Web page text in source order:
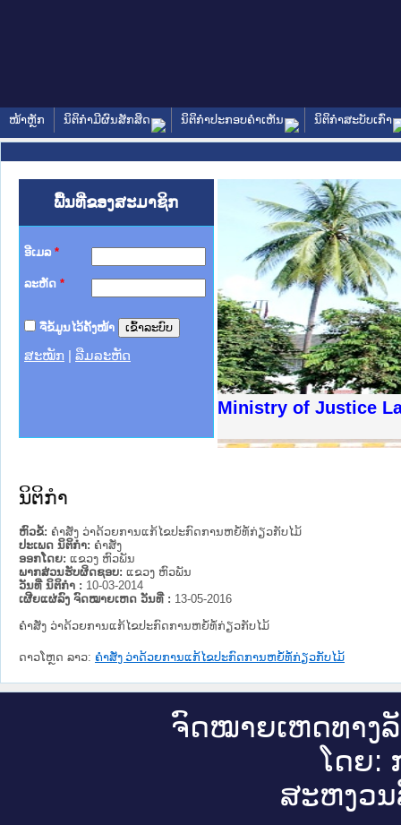
ໜ້າຫຼັກ ນິຕິກໍາມີຜົນສັກສິດ ນິຕິກໍາປະກອບຄໍາເຫັນ ນິຕິກໍາສະບັບເກົ່າ
ພື້ນທີ່ຂອງສະມາຊິກ
ອີເມລ *
ລະຫັດ *
ຈື່ຂໍ້ມູນໄວ້ຄັ້ງໜ້າ
ສະໝັກ ລືມລະຫັດ
Ministry of Justice
າຊົນ ພາກເໜືອ
ການ
ກາງ
ໃຕ້
ຕຳຫຼວດປະຊາຊົນ
ສັນຕິບານປະຊາຊົນ
ກເໜືອ
າຊົນ ພາກກາງ
ນິຕິກໍາ
ຫົວຂໍ້: ຄຳສັ່ງ ວ່າດ້ວຍການແກ້ໄຂປະກົດການຫຍໍ້ທໍ້ກ່ຽວກັບໄມ້
ປະເພດ ນິຕິກໍາ: ຄໍາສັ່ງ
ອອກໂດຍ: ແຂວງ ຫົວພັນ
ພາກສ່ວນຮັບຜິດຊອບ: ແຂວງ ຫົວພັນ
ວັນທີ່ ນິຕິກໍາ : 10-03-2014
ເຜີຍແຜ່ລົງ ຈົດໝາຍເຫດ ວັນທີ່ : 13-05-2016
ຄຳສັ່ງ ວ່າດ້ວຍການແກ້ໄຂປະກົດການຫຍໍ້ທໍ້ກ່ຽວກັບໄມ້
ດາວໂຫຼດ ລາວ: ຄຳສັ່ງ ວ່າດ້ວຍການແກ້ໄຂປະກົດການຫຍໍ້ທໍ້ກ່ຽວກັບໄມ້
ຈົດ​ໝາຍ​ເຫດ​ທາງ​
ໂດຍ:
ສະ​ຫງວນ​